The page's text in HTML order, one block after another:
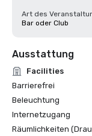
Art des
Bar oder Club
Ausstattung
Facilities
Barrierefrei
Beleuchtung
Internetzugang
Räumlichkeiten